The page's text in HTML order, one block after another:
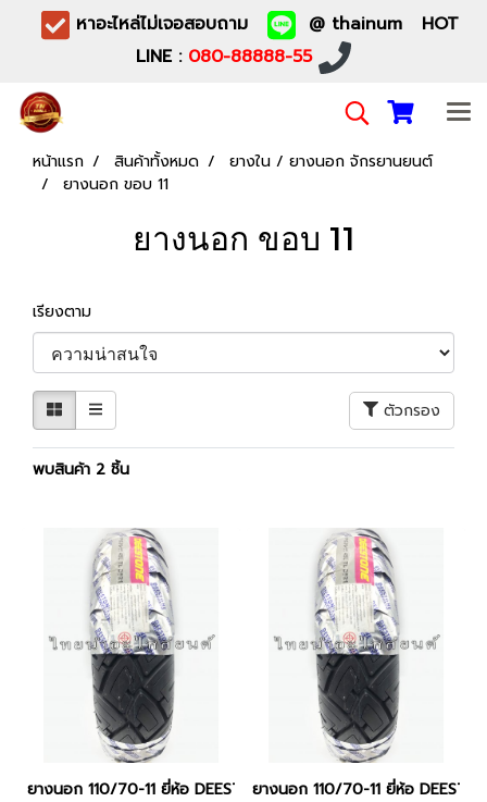
หาอะไหล่ไม่เจอสอบถาม
@ thainum HOT
LINE : 080-88888-55
หน้าแรก สินค้าทั้งหมด
ยางใน / ยางนอก จักรยานยนต์
ยางนอก ขอบ 11
ยางนอก ขอบ 11
เรียงตาม
ตัวกรอง
พบสินค้า 2 ชิ้น
ยางนอก 110/70-11 ยี่ห้อ DEESTONEยางนอก 110/70-11 ยี่ห้อ